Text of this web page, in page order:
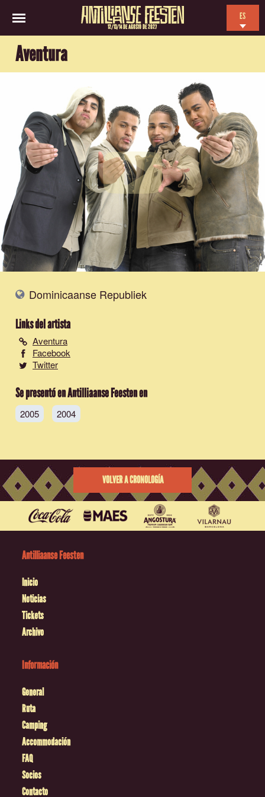
12/13/14 DE AGOSTO DE 2027
ES
Aventura
Dominicaanse Republiek
Links del artista
Aventura
Facebook
Twitter
Se presentó en Antilliaanse Feesten en
2005 2004
VOLVER A CRONOLOGÍA
Antilliaanse Feesten
Inicio
Noticias
Tickets
Archivo
Información
General
Ruta
Camping
Accommodación
FAQ
Socios
Contacto